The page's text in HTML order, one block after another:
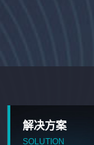
解决方案
SOLUTION